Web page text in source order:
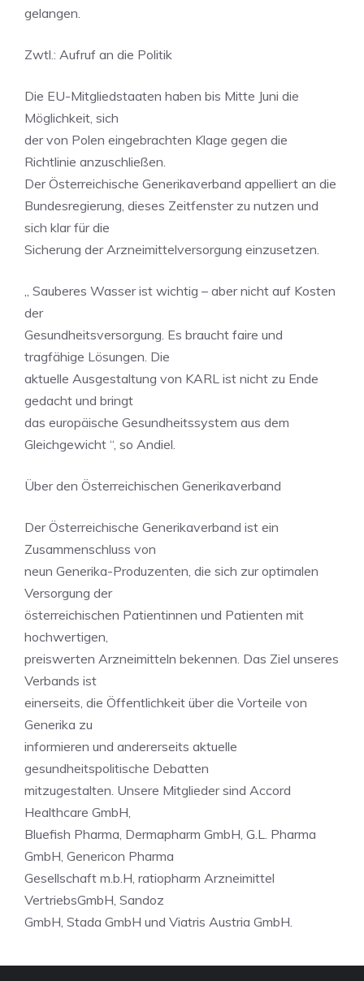
gelangen.
Zwtl.: Aufruf an die Politik
Die EU-Mitgliedstaaten haben bis Mitte Juni die
Möglichkeit, sich
der von Polen eingebrachten Klage gegen die
Richtlinie anzuschließen.
Der Österreichische Generikaverband appelliert an die
Bundesregierung, dieses Zeitfenster zu nutzen und
sich klar für die
Sicherung der Arzneimittelversorgung einzusetzen.
„ Sauberes Wasser ist wichtig – aber nicht auf Kosten
der
Gesundheitsversorgung. Es braucht faire und
tragfähige Lösungen. Die
aktuelle Ausgestaltung von KARL ist nicht zu Ende
gedacht und bringt
das europäische Gesundheitssystem aus dem
Gleichgewicht “, so Andiel.
Über den Österreichischen Generikaverband
Der Österreichische Generikaverband ist ein
Zusammenschluss von
neun Generika-Produzenten, die sich zur optimalen
Versorgung der
österreichischen Patientinnen und Patienten mit
hochwertigen,
preiswerten Arzneimitteln bekennen. Das Ziel unseres
Verbands ist
einerseits, die Öffentlichkeit über die Vorteile von
Generika zu
informieren und andererseits aktuelle
gesundheitspolitische Debatten
mitzugestalten. Unsere Mitglieder sind Accord
Healthcare GmbH,
Bluefish Pharma, Dermapharm GmbH, G.L. Pharma
GmbH, Genericon Pharma
Gesellschaft m.b.H, ratiopharm Arzneimittel
VertriebsGmbH, Sandoz
GmbH, Stada GmbH und Viatris Austria GmbH.